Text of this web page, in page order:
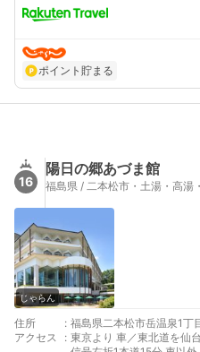
ポイント貯まる
16
陽日の郷あづま館
福島県 / 二本松市・土湯・高湯
じゃらん
住所 : 福島県二本松市岳温泉1丁
アクセス
: 東京より 車／東北道を仙